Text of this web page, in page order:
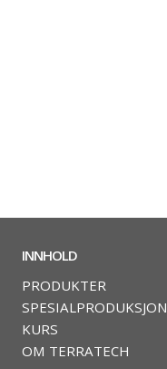
INNHOLD
PRODUKTER
SPESIALPRODUKSJON
KURS
OM TERRATECH